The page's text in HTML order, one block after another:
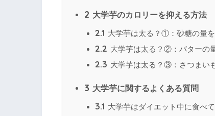
2 大学芋のカロリーを抑える方法
2.1 大学芋は太る？①：砂糖の量
2.2 大学芋は太る？②：バターの
2.3 大学芋は太る？③：さつまい
3 大学芋に関するよくある質問
3.1 大学芋はダイエット中に食べ